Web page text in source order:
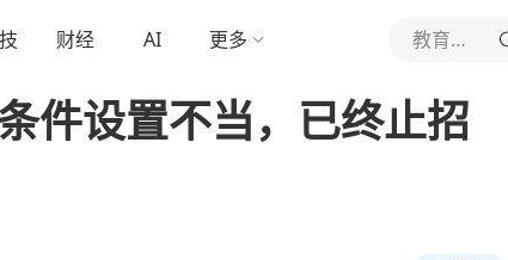
财经 AI 更多 教育热资讯
件设置不当，已终止招